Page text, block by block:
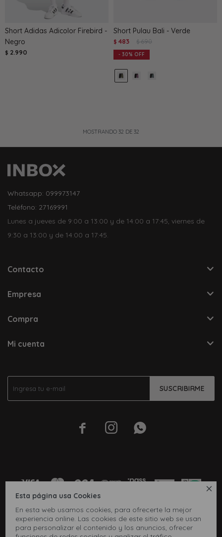

Esta página usa Cookies
En esta web usamos cookies, para ofrecerte la mejor
experiencia online. Las cookies de este sitio web se usan
para personalizar el contenido y los anuncios, ofrecer
Short Adidas Adicolor Firebird -
Negro
$ 2.990
Short Pulau Bali - Verde
$ 483 $ 690
30
MOSTRANDO 32 DE 32
SUSCRIBIRME
  
Whatsapp: 099973147
Teléfono: 27169991
Lunes a jueves de 9:00 a 13:00 y de 14:00 a 17:45, viernes de
9:30 a 13:00 y de 14:00 a 17:45.
Contacto
Empresa
Compra
Mi cuenta